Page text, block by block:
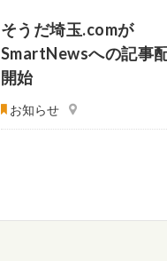
そうだ埼玉.comが
SmartNewsへの記事
開始
お知らせ